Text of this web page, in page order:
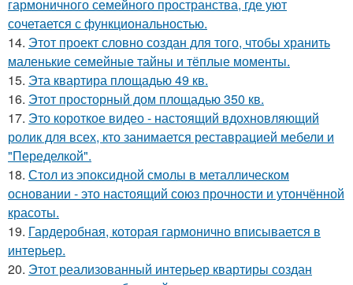
гармоничного семейного пространства, где уют
сочетается с функциональностью.
14. Этот проект словно создан для того, чтобы хранить
маленькие семейные тайны и тёплые моменты.
15. Эта квартира площадью 49 кв.
16. Этот просторный дом площадью 350 кв.
17. Это короткое видео - настоящий вдохновляющий
ролик для всех, кто занимается реставрацией мебели и
"Переделкой".
18. Стол из эпоксидной смолы в металлическом
основании - это настоящий союз прочности и утончённой
красоты.
19. Гардеробная, которая гармонично вписывается в
интерьер.
20. Этот реализованный интерьер квартиры создан